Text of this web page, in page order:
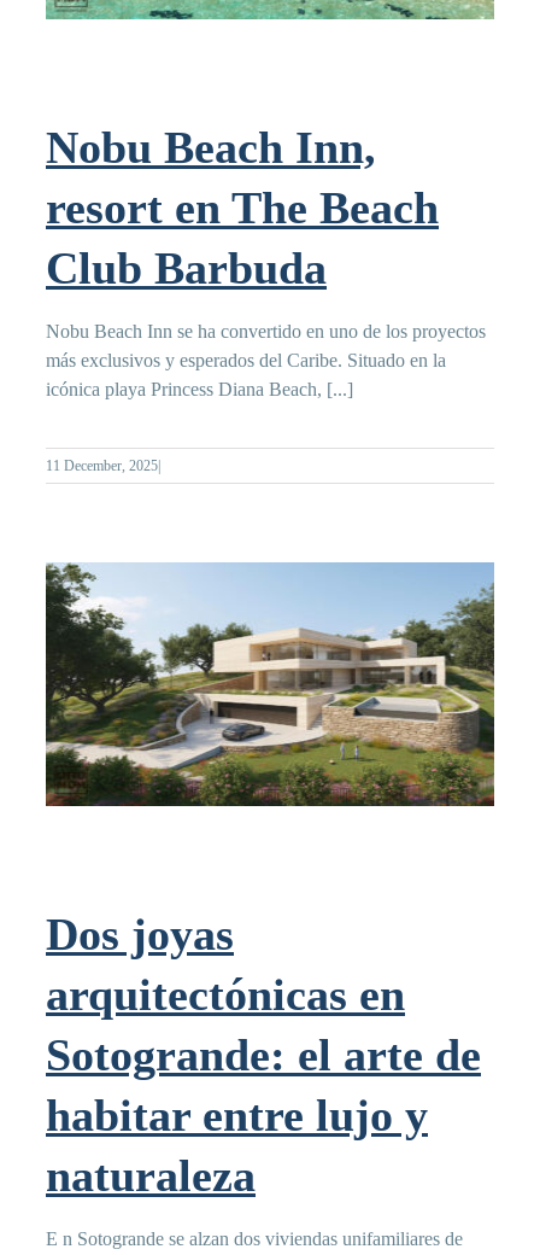
Nobu Beach Inn,
resort en The Beach
Club Barbuda
Nobu Beach Inn se ha convertido en uno de los proyectos
más exclusivos y esperados del Caribe. Situado en la
icónica playa Princess Diana Beach, [...]
11 December, 2025|
Dos joyas
arquitectónicas en
Sotogrande: el arte de
habitar entre lujo y
naturaleza
E n Sotogrande se alzan dos viviendas unifamiliares de